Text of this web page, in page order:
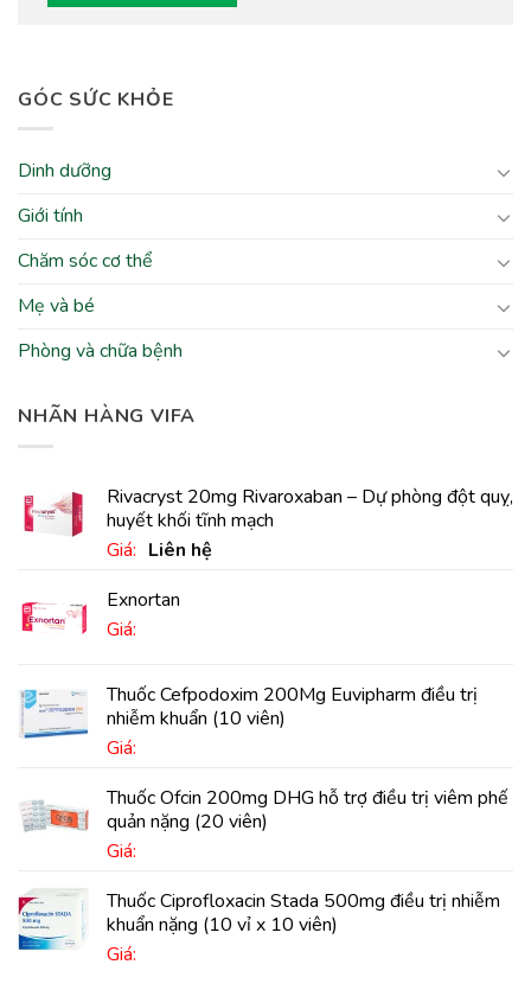
GÓC SỨC KHỎE
Dinh dưỡng
Giới tính
Chăm sóc cơ thể
Mẹ và bé
Phòng và chữa bệnh
NHÃN HÀNG VIFA
Rivacryst 20mg Rivaroxaban – Dự phòng đột quỵ,
huyết khối tĩnh mạch
Giá: Liên hệ
Exnortan
Giá:
Thuốc Cefpodoxim 200Mg Euvipharm điều trị
nhiễm khuẩn (10 viên)
Giá:
Thuốc Ofcin 200mg DHG hỗ trợ điều trị viêm phế
quản nặng (20 viên)
Giá:
Thuốc Ciprofloxacin Stada 500mg điều trị nhiễm
khuẩn nặng (10 vỉ x 10 viên)
Giá: